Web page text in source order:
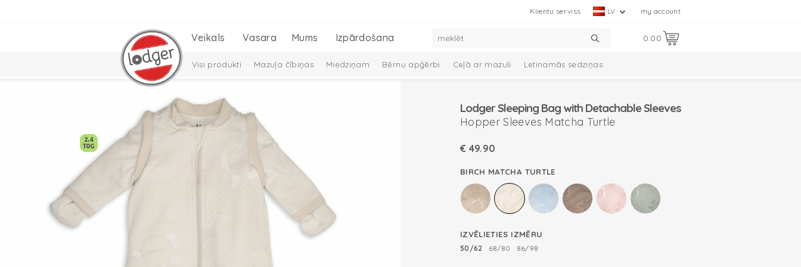
my account
LV
Klientu serviss
0.00
Veikals Vasara Mums Izpārdošana
Visi produkti Mazuļa čībiņas Miedziņam Bērnu apģērbi Ceļā ar mazuli Letinamās sedziņas
Solid Collection Lodger Sleeping Bag with Detachable Sleeves
Hopper Sleeves Matcha Turtle
€ 49.90
BIRCH MATCHA TURTLE
IZVĒLIETIES IZMĒRU
50/62 68/80 86/98